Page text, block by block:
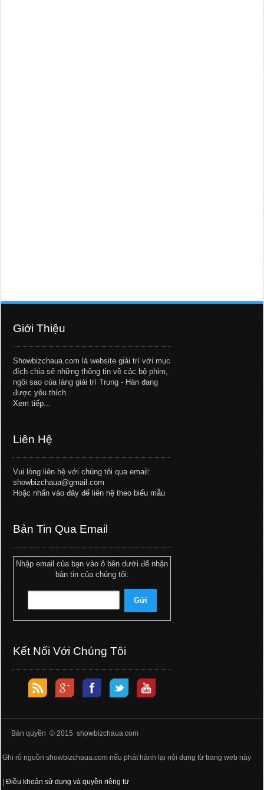
Giới Thiệu
Showbizchaua.com là website giải trí với mục
đích chia sẻ những thông tin về các bộ phim,
ngôi sao của làng giải trí Trung - Hàn đang
được yêu thích.
Xem tiếp...
Liên Hệ
Vui lòng liên hệ với chúng tôi qua email:
showbizchaua@gmail.com
Hoặc nhấn vào đây để liên hệ theo biểu mẫu
Bản Tin Qua Email
Nhập email của bạn vào ô bên dưới để nhận
bản tin của chúng tôi:
Kết Nối Với Chúng Tôi
Bản quyền © 2015 showbizchaua.com
Ghi rõ nguồn showbizchaua.com nếu phát hành lại nội dung từ trang web này
|Điều khoản sử dụng và quyền riêng tư